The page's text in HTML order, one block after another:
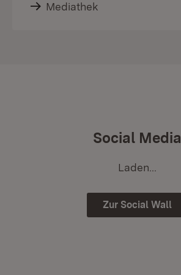
Mediathek
Social Media
Laden...
Zur Social Wall